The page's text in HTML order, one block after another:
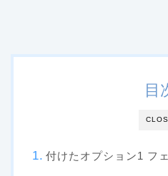
目
付けたオプション1 フ